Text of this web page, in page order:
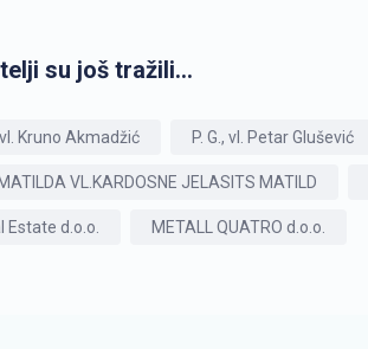
su još tražili...
vl. Kruno Akmadžić P. G., vl. Petar Glušević
VL.KARDOSNE JELASITS MATILD
Estate d.o.o. METALL QUATRO d.o.o.